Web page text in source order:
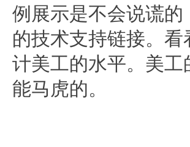
例展示是不会说谎
的技术支持链接。
计美工的水平。美
能马虎的。